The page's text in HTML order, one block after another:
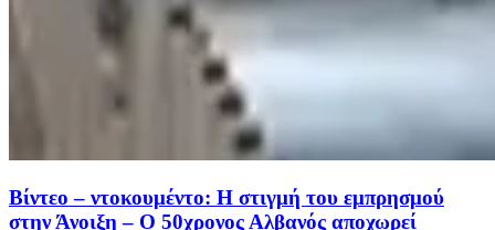
Βίντεο – ντοκουμέντο: Η στιγμή του εμπρησμού
στην Άνοιξη – Ο 50χρονος Αλβανός αποχωρεί